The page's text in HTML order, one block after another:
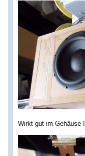
Wirkt gut im Gehäuse !